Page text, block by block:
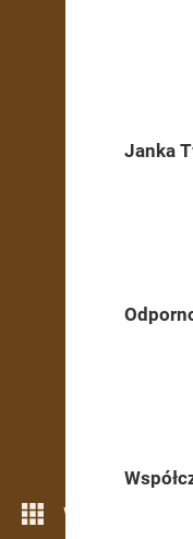
Więcej
Janka